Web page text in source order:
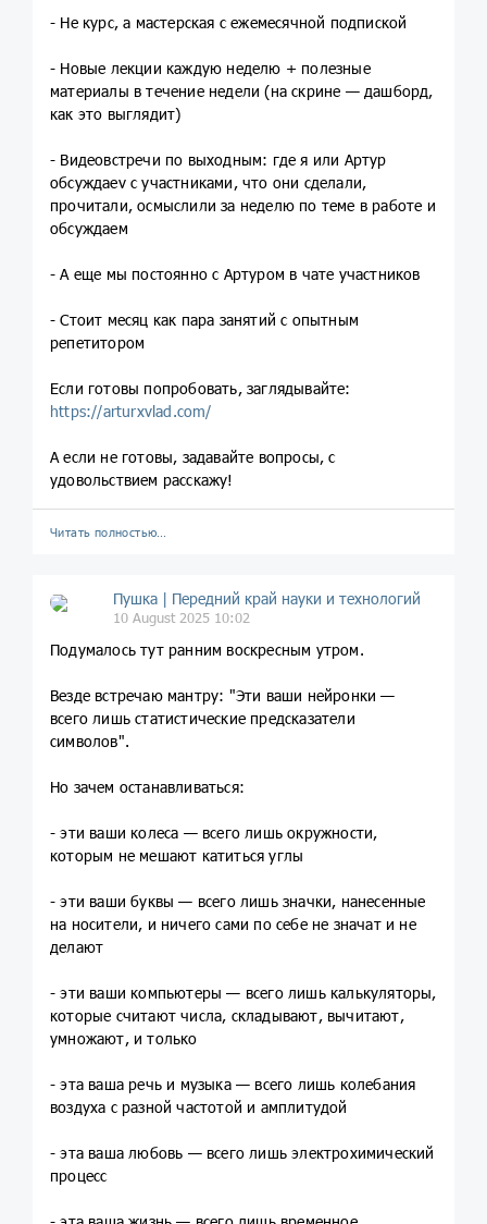
- Не курс, а мастерская с ежемесячной подпиской
- Новые лекции каждую неделю + полезные
материалы в течение недели (на скрине — дашборд,
как это выглядит)
- Видеовстречи по выходным: где я или Артур
обсуждаеv с участниками, что они сделали,
прочитали, осмыслили за неделю по теме в работе и
обсуждаем
- А еще мы постоянно с Артуром в чате участников
- Стоит месяц как пара занятий с опытным
репетитором
Если готовы попробовать, заглядывайте:
https://arturxvlad.com/
А если не готовы, задавайте вопросы, с
удовольствием расскажу!
Читать полностью…
Пушка | Передний край науки и технологий
10 August 2025 10:02
Подумалось тут ранним воскресным утром.
Везде встречаю мантру: "Эти ваши нейронки —
всего лишь статистические предсказатели
символов".
Но зачем останавливаться:
- эти ваши колеса — всего лишь окружности,
которым не мешают катиться углы
- эти ваши буквы — всего лишь значки, нанесенные
на носители, и ничего сами по себе не значат и не
делают
- эти ваши компьютеры — всего лишь калькуляторы,
которые считают числа, складывают, вычитают,
умножают, и только
- эта ваша речь и музыка — всего лишь колебания
воздуха с разной частотой и амплитудой
- эта ваша любовь — всего лишь электрохимический
процесс